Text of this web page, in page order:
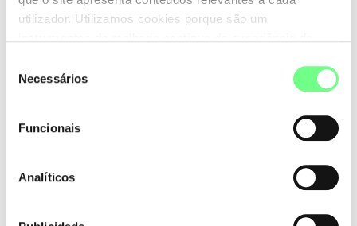
utilizador. Utilizamos cookies porque são um
Necessários
Funcionais
Analíticos